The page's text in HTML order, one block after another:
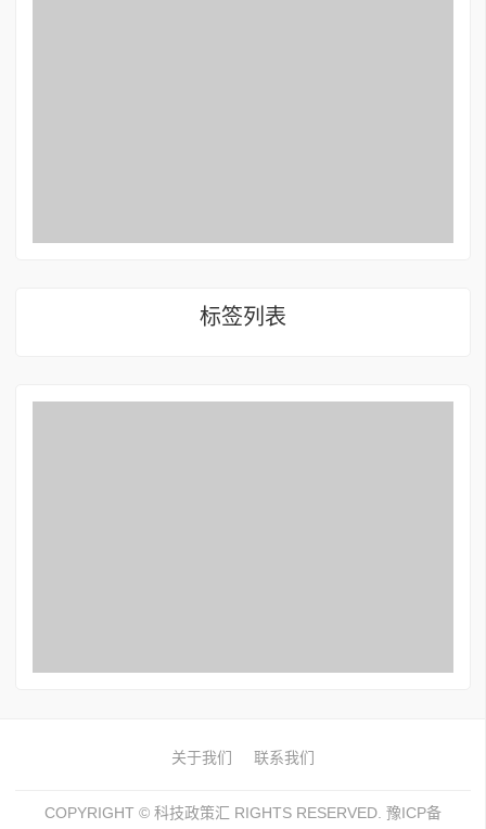
标签列表
关于我们 联系我们
COPYRIGHT © 科技政策汇 RIGHTS RESERVED. 豫ICP备